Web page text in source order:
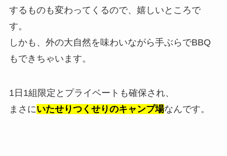
するものも変わってくるので、嬉しいところで
す。
しかも、外の大自然を味わいながら手ぶらでBBQ
もできちゃいます。
1日1組限定とプライベートも確保され、
まさにいたせりつくせりのキャンプ場なんです。